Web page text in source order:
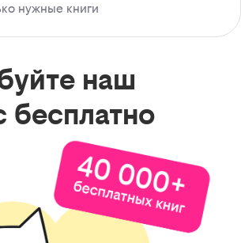
нужные книги
наш
бесплатно